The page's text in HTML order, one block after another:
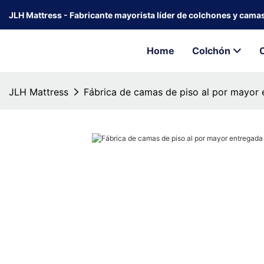
JLH Mattress - Fabricante mayorista líder de colchones y
Home Colchón
JLH Mattress Fábrica de camas de piso al por mayor